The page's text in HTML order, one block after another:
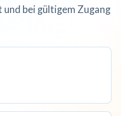
bei gültigem Zugang